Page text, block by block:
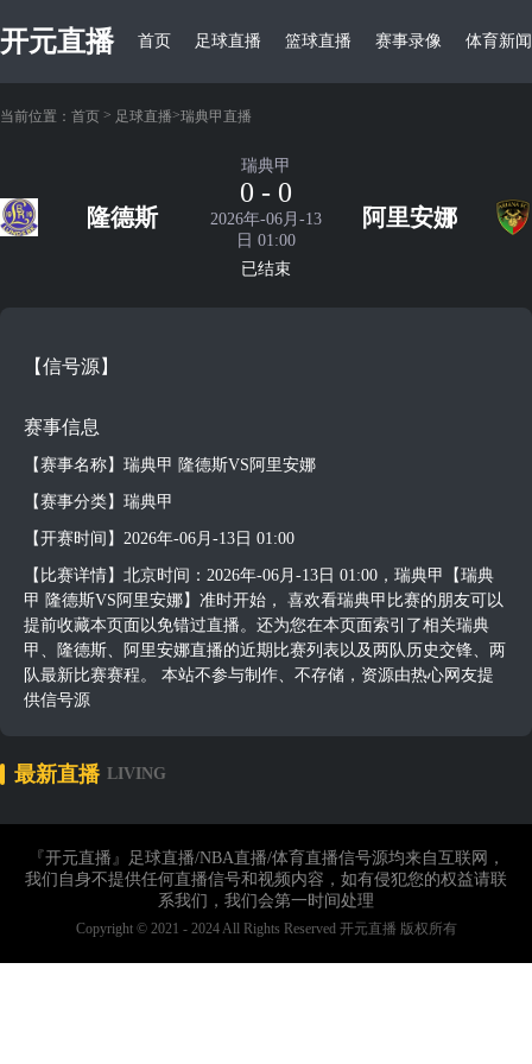
开元直播 首页 足球直播 篮球直播 赛事录像 体育新闻
当前位置： 首页 > 足球直播>瑞典甲直播
隆德斯
瑞典甲
0 - 0
2026年-06月-13
日 01:00
已结束
阿里安娜
【信号源】
赛事信息
【赛事名称】瑞典甲 隆德斯VS阿里安娜
【赛事分类】瑞典甲
【开赛时间】2026年-06月-13日 01:00
【比赛详情】北京时间：2026年-06月-13日 01:00，瑞典甲【瑞典
甲 隆德斯VS阿里安娜】准时开始， 喜欢看瑞典甲比赛的朋友可以
提前收藏本页面以免错过直播。还为您在本页面索引了相关瑞典
甲、隆德斯、阿里安娜直播的近期比赛列表以及两队历史交锋、两
队最新比赛赛程。 本站不参与制作、不存储，资源由热心网友提
供信号源
最新直播 LIVING
『开元直播』足球直播/NBA直播/体育直播信号源均来自互联网，
我们自身不提供任何直播信号和视频内容，如有侵犯您的权益请联
系我们，我们会第一时间处理
Copyright © 2021 - 2024 All Rights Reserved 开元直播 版权所有